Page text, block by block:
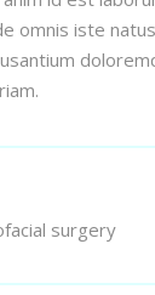
omnis iste
surgery